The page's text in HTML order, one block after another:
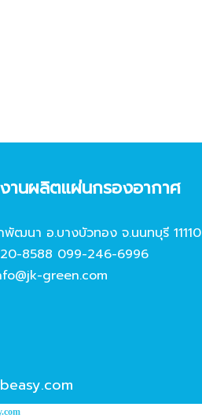
านผลิตแผ่นกรองอากาศ
ฒนา อ.บางบัวทอง จ.นนทบุรี 11110
8588 099-246-6996
green.com